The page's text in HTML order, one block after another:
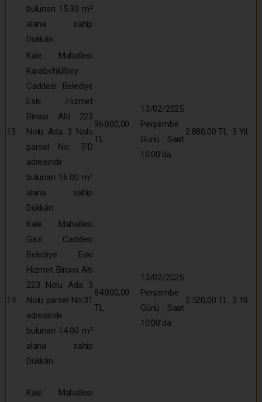
bulunan 15.30 m²
alana sahip
Dükkân
13
Kale Mahallesi
Karabehlülbey
Caddesi Belediye
Eski Hizmet
Binası Altı 223
Nolu Ada 3 Nolu
parsel No: 7/D
adresinde
bulunan 16.00 m²
alana sahip
Dükkân
96.000,00
TL
13/02/2025
Perşembe
Günü Saat
10:00’da
2.880,00 TL 3 Yıl
14
Kale Mahallesi
Gazi Caddesi
Belediye Eski
Hizmet Binası Altı
223 Nolu Ada 3
Nolu parsel No:31
adresinde
bulunan 14.00 m²
alana sahip
Dükkân
84.000,00
TL
13/02/2025
Perşembe
Günü Saat
10:00’da
2.520,00 TL 3 Yıl
Kale Mahallesi